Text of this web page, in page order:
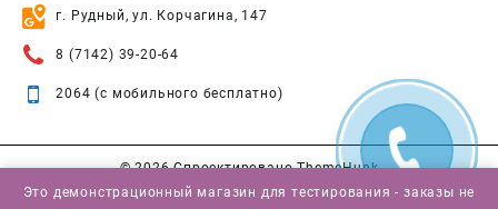
г. Рудный, ул. Корчагина, 147
8 (7142) 39-20-64
2064 (с мобильного бесплатно)
© 2026Спроектировано ThemeHunk
Это демонстрационный магазин для тестирования - заказы не